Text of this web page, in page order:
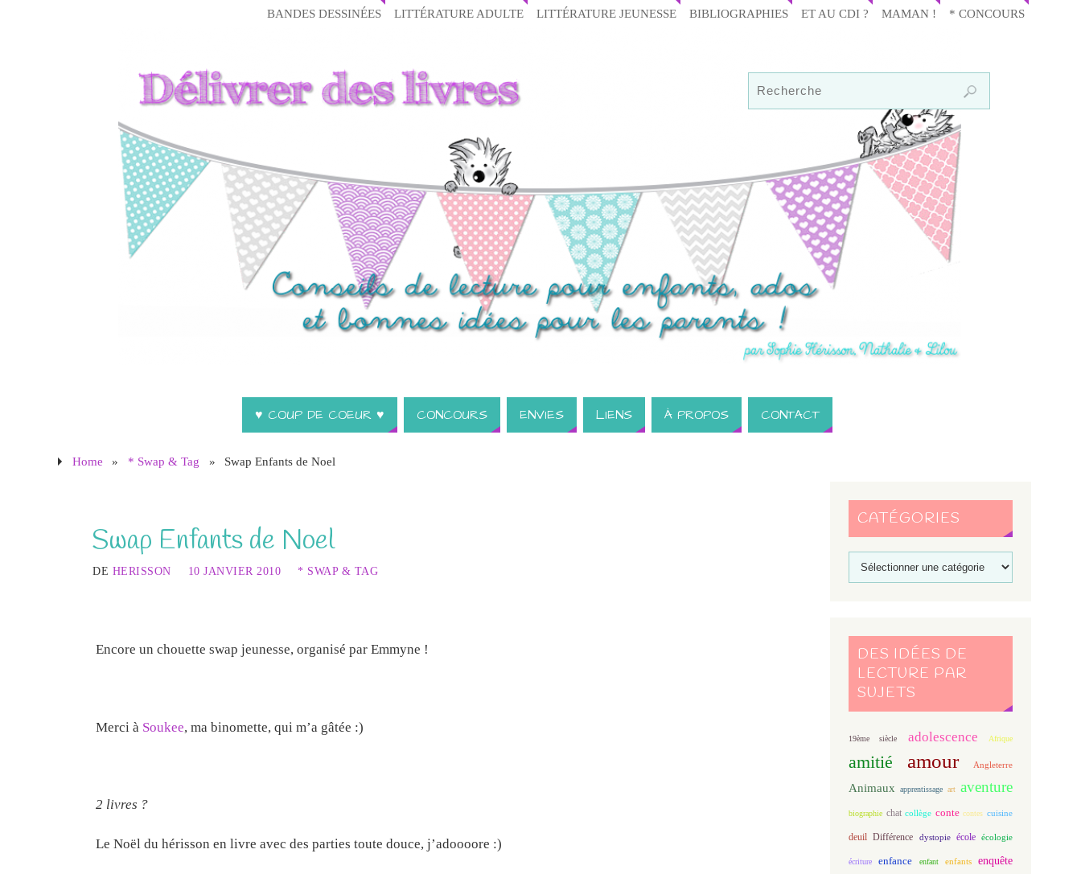
BANDES DESSINÉES LITTÉRATURE ADULTE LITTÉRATURE JEUNESSE BIBLIOGRAPHIES ET AU CDI ? MAMAN ! * CONCOURS
♥ COUP DE COEUR ♥ CONCOURS ENVIES LIENS À PROPOS CONTACT
Home » * Swap & Tag » Swap Enfants de Noel
Swap Enfants de Noel
DE HERISSON 10 JANVIER 2010 * SWAP & TAG
Encore un chouette swap jeunesse, organisé par Emmyne !
Merci à Soukee, ma binomette, qui m’a gâtée :)
2 livres ?
Le Noël du hérisson en livre avec des parties toute douce, j’adoooore :)
CATÉGORIES
DES IDÉES DE
LECTURE PAR
SUJETS
19ème siècle adolescence Afrique
amitié amour Angleterre
Animaux apprentissage art aventure
biographie chat collège conte contes cuisine
deuil Différence dystopie école écologie
écriture enfance enfant enfants enquête